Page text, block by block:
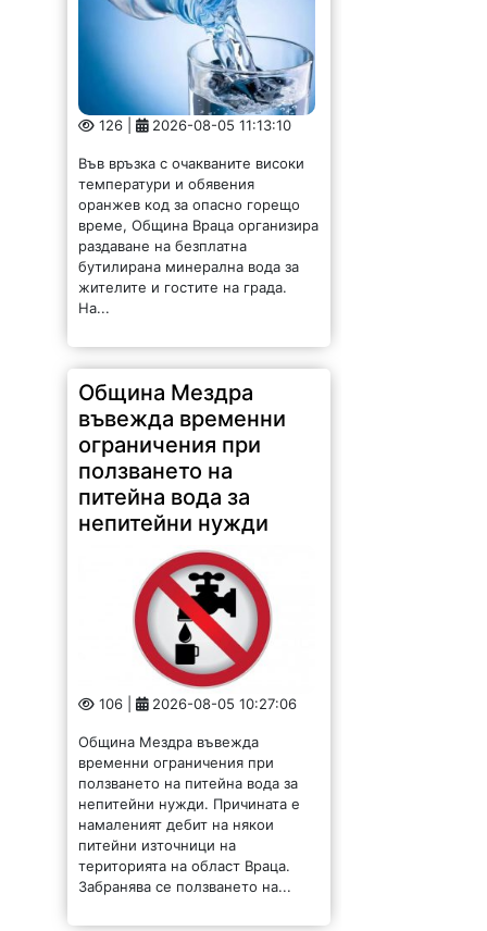
оранжев код за опасно горещо
време, Община Враца организира
раздаване на безплатна
бутилирана минерална вода за
жителите и гостите на града.
На...
Община Мездра
въвежда временни
ограничения при
ползването на
питейна вода за
106 | 2026-08-05 10:27:06
Община Мездра въвежда
временни ограничения при
ползването на питейна вода за
непитейни нужди. Причината е
намаленият дебит на някои
питейни източници на
територията на област Враца.
Забранява се ползването на...
При спецакции!
Военнослужещи
обезвредиха
боеприпаси по
поречието на Дунав